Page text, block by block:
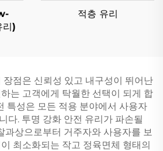
)
적층 유리
장점은 신뢰성 있고 내구성이 뛰어난
는 고객에게 탁월한 선택이 되게 합
특성은 모든 적용 분야에서 사용자
다. 투명 강화 안전 유리가 파손될
과상으로부터 거주자와 사용자를 보
최소화되는 작고 정육면체 형태의